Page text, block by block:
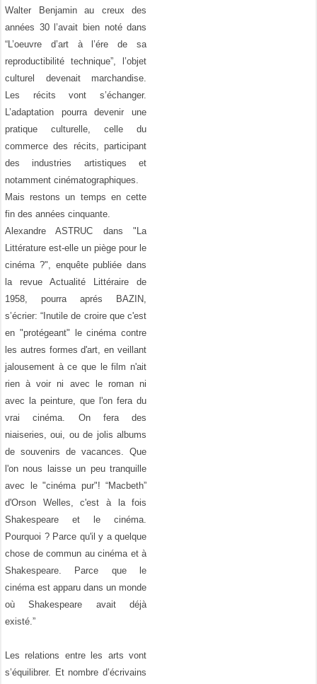
Walter Benjamin au creux des
années 30 l’avait bien noté dans
“L’oeuvre d’art à l’ére de sa
reproductibilité technique”, l’objet
culturel devenait marchandise.
Les récits vont s’échanger.
L’adaptation pourra devenir une
pratique culturelle, celle du
commerce des récits, participant
des industries artistiques et
notamment cinématographiques.
Mais restons un temps en cette
fin des années cinquante.
Alexandre ASTRUC dans "La
Littérature est-elle un piège pour le
cinéma ?", enquête publiée dans
la revue Actualité Littéraire de
1958, pourra aprés BAZIN,
s’écrier: “Inutile de croire que c'est
en "protégeant" le cinéma contre
les autres formes d'art, en veillant
jalousement à ce que le film n'ait
rien à voir ni avec le roman ni
avec la peinture, que l'on fera du
vrai cinéma. On fera des
niaiseries, oui, ou de jolis albums
de souvenirs de vacances. Que
l'on nous laisse un peu tranquille
avec le "cinéma pur"! “Macbeth”
d'Orson Welles, c'est à la fois
Shakespeare et le cinéma.
Pourquoi ? Parce qu'il y a quelque
chose de commun au cinéma et à
Shakespeare. Parce que le
cinéma est apparu dans un monde
où Shakespeare avait déjà
existé.”
Les relations entre les arts vont
s’équilibrer. Et nombre d’écrivains